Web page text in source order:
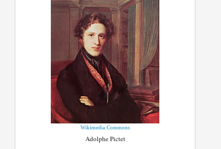
Wikimedia Commons
Adolphe Pictet